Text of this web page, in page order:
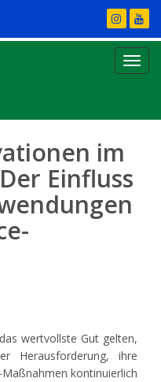
im
Einfluss
wertvollste Gut gelten,
Herausforderung, ihre
kontinuierlich